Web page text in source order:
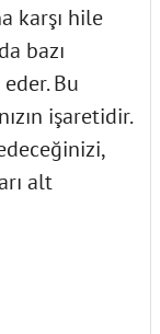
karşı hile
bazı
Bu
işaretidir.
alt